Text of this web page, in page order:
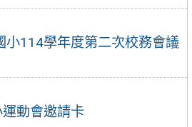
小114學年度第二次校務會議
動會邀請卡